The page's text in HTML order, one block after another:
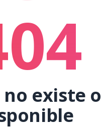
existe